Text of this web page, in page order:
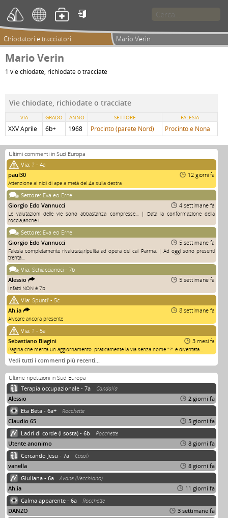

Chiodatori e tracciatori Mario Verin
Mario Verin
1 vie chiodate, richiodate o tracciate
Vie chiodate, richiodate o tracciate
VIA GRADO ANNO SETTORE FALESIA
XXV Aprile 6b+ 1968 Procinto (parete Nord) Procinto e Nona
Ultimi commenti in Sud Europa
Via: ? - 4a
paul30
12 giorni fa
Attenzione ai nidi di ape a metà del 4a sulla destra
Settore: Eva ed Erne
Giorgio Edo Vannucci
4 settimane fa
Le valutazioni delle vie sono abbastanza compresse... | Data la conformazione della
roccia,anche i...
Settore: Eva ed Erne
Giorgio Edo Vannucci
5 settimane fa
Falesia completamente rivalutata,ripulita ad opera del cai Parma. | Ad oggi sono presenti
trenta...
Via: Schiaccianoci - 7b
Alessio
5 settimane fa
Infatti NON è 7b
Via: Spunti' - 5c
Ah.ia
8 settimane fa
Alveare ancora presente
Via: ? - 5a
Sebastiano Biagini
3 mesi fa
Pagina che merita un aggiornamento: praticamente la via senza nome "?" è diventata...
Vedi tutti i commenti più recenti…
Ultime ripetizioni in Sud Europa
Terapia occupazionale - 7a
Candalla
Alessio
2 giorni fa
Eta Beta - 6a+
Rocchette
Claudio 65
5 giorni fa
Ladri di corde (I sosta) - 6b
Rocchette
Utente anonimo
8 giorni fa
Cercando Jesu - 7a
Casoli
vanella
8 giorni fa
Giuliana - 6a
Avane (Vecchiano)
Ah.ia
11 giorni fa
Calma apparente - 6a
Rocchette
DANZO
3 settimane fa